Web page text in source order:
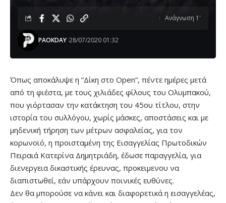
PAOKDAY 28/07/2020 01:32
Ανάγνωση 1'
Όπως αποκάλυψε η “Δίκη στο Open”, πέντε ημέρες μετά
από τη φιέστα, με τους χιλιάδες φίλους του Ολυμπακού,
που γιόρτασαν την κατάκτηση του 45ου τίτλου, στην
ιστορία του συλλόγου, χωρίς μάσκες, αποστάσεις και με
μηδενική τήρηση των μέτρων ασφαλείας, για τον
κορωνοϊό, η προισταμένη της Εισαγγελίας Πρωτοδικών
Πειραιά Κατερίνα Δημητριάδη, έδωσε παραγγελία, για
διενεργεια δικαστικής έρευνας, προκειμενου να
διαπιστωθεί, εάν υπάρχουν ποινικές ευθύνες.
Δεν θα μπορούσε να κάνει και διαφορετικά η εισαγγελέας,